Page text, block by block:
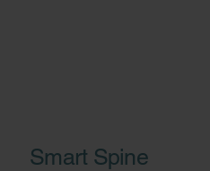
Smart Spine